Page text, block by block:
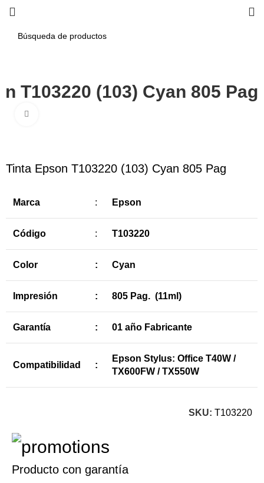
T103220 (103) Cyan 805 Pag
Tinta Epson T103220 (103) Cyan 805 Pag
Marca : Epson
Código : T103220
Color : Cyan
Impresión : 805 Pag. (11ml)
Garantía : 01 año Fabricante
Compatibilidad :
Epson Stylus: Office T40W /
TX600FW / TX550W
SKU: T103220
Producto con garantía